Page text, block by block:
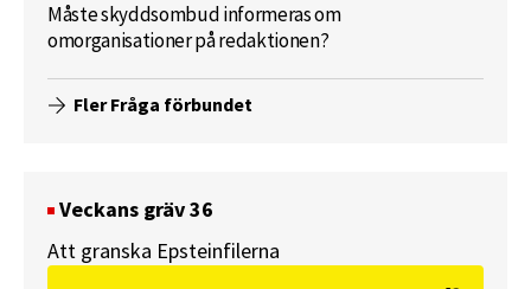
Måste skyddsombud informeras om
omorganisationer på redaktionen?
Fler Fråga förbundet
Veckans gräv 36
Att granska Epsteinfilerna